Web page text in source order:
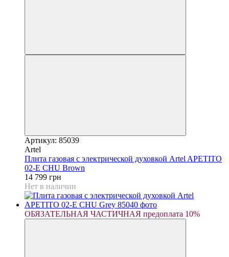
Артикул: 85039
Artel
Плита газовая с электрической духовкой Artel APETITO
02-E CHU Brown
14 799 грн
Нет в наличии
ОБЯЗАТЕЛЬНАЯ ЧАСТИЧНАЯ предоплата 10%